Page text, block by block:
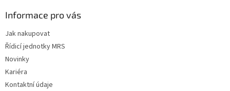
Informace pro vás
Jak nakupovat
Řídicí jednotky MRS
Novinky
Kariéra
Kontaktní údaje